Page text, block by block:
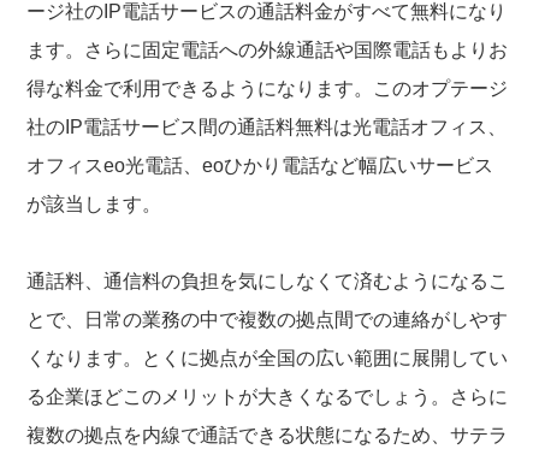
ージ社のIP電話サービスの通話料金がすべて無料になり
ます。さらに固定電話への外線通話や国際電話もよりお
得な料金で利用できるようになります。このオプテージ
社のIP電話サービス間の通話料無料は光電話オフィス、
オフィスeo光電話、eoひかり電話など幅広いサービス
が該当します。
通話料、通信料の負担を気にしなくて済むようになるこ
とで、日常の業務の中で複数の拠点間での連絡がしやす
くなります。とくに拠点が全国の広い範囲に展開してい
る企業ほどこのメリットが大きくなるでしょう。さらに
複数の拠点を内線で通話できる状態になるため、サテラ